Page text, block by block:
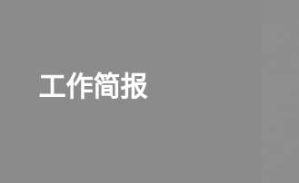
工作简报